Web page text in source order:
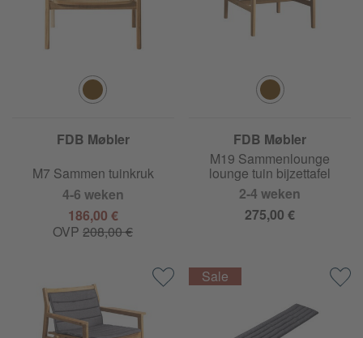
FDB Møbler
M7 Sammen tuinkruk
4-6 weken
186,00 €
OVP208,00 €
FDB Møbler
M19 Sammenlounge
lounge tuin bijzettafel
2-4 weken
275,00 €